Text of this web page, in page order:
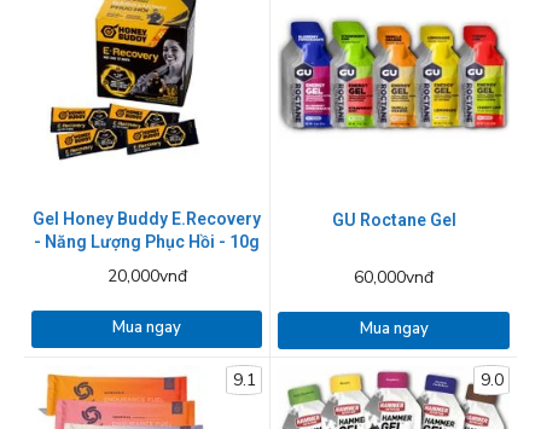
Gel Honey Buddy E.Recovery
- Năng Lượng Phục Hồi - 10g
20,000vnđ
Mua ngay
GU Roctane Gel
60,000vnđ
Mua ngay
9.1 9.0